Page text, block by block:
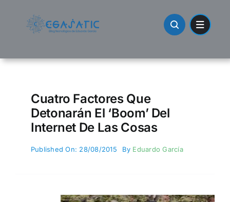
Cuatro Factores Que
Detonarán El ‘boom’ Del
Internet De Las Cosas
Published On: 28/08/2015 By Eduardo García